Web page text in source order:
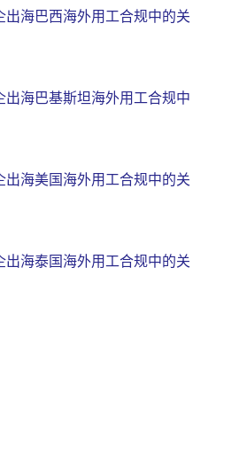
出海巴西海外用工合规中的关
出海巴基斯坦海外用工合规中
出海美国海外用工合规中的关
出海泰国海外用工合规中的关